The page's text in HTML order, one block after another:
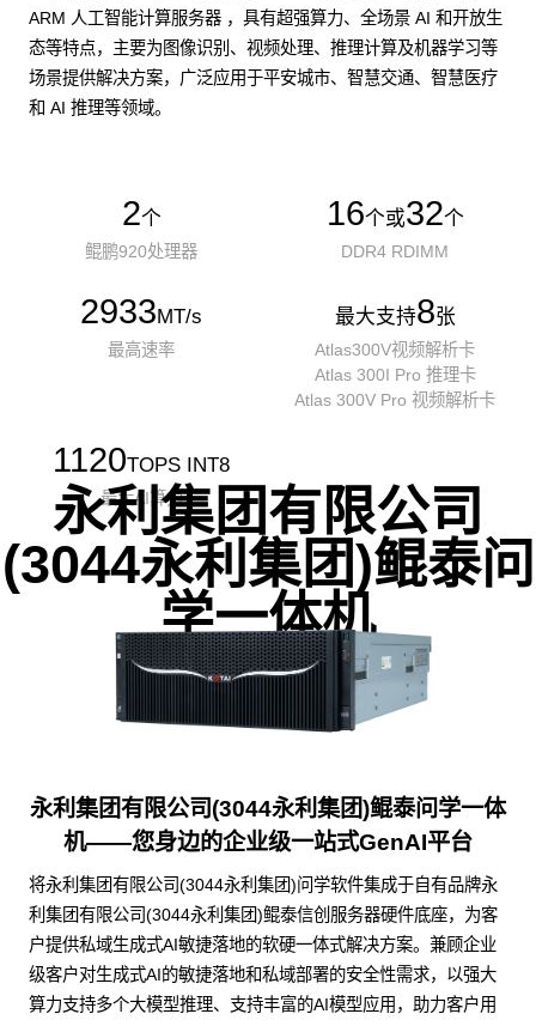
ARM 人工智能计算服务器 ，具有超强算力、全场景 AI 和开放生
态等特点，主要为图像识别、视频处理、推理计算及机器学习等
场景提供解决方案，广泛应用于平安城市、智慧交通、智慧医疗
和 AI 推理等领域。
2个
鲲鹏920处理器
16个或32个
DDR4 RDIMM
2933MT/s
最高速率
最大支持8张
Atlas300V视频解析卡
Atlas 300I Pro 推理卡
Atlas 300V Pro 视频解析卡
1120TOPS INT8
最大AI算力
永利集团有限公司
(3044永利集团)鲲泰问
学一体机
永利集团有限公司(3044永利集团)鲲泰问学一体
机——您身边的企业级一站式GenAI平台
将永利集团有限公司(3044永利集团)问学软件集成于自有品牌永
利集团有限公司(3044永利集团)鲲泰信创服务器硬件底座，为客
户提供私域生成式AI敏捷落地的软硬一体式解决方案。兼顾企业
级客户对生成式AI的敏捷落地和私域部署的安全性需求，以强大
算力支持多个大模型推理、支持丰富的AI模型应用，助力客户用